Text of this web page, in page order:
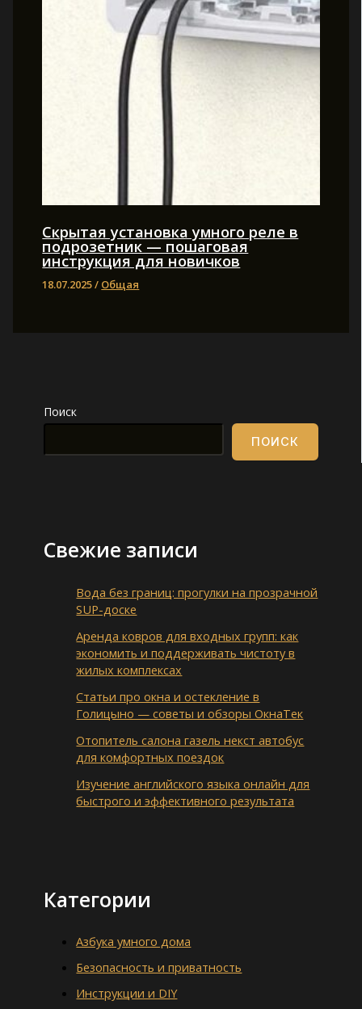
Скрытая установка умного реле в
подрозетник — пошаговая
инструкция для новичков
18.07.2025/ Общая
Поиск
ПОИСК
Свежие записи
Вода без границ: прогулки на прозрачной
SUP-доске
Аренда ковров для входных групп: как
экономить и поддерживать чистоту в
жилых комплексах
Статьи про окна и остекление в
Голицыно — советы и обзоры ОкнаТек
Отопитель салона газель некст автобус
для комфортных поездок
Изучение английского языка онлайн для
быстрого и эффективного результата
Категории
Азбука умного дома
Безопасность и приватность
Инструкции и DIY